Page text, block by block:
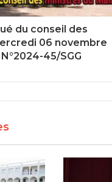
du conseil des
06 novembre
45/SGG